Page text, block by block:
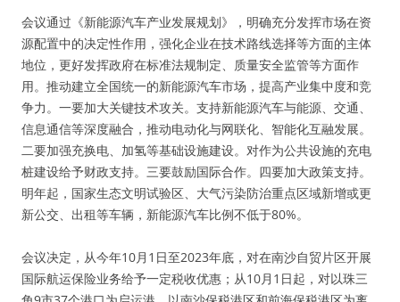
会议通过《新能源汽车产业发展规划》，明确充分发挥市场在资
源配置中的决定性作用，强化企业在技术路线选择等方面的主体
地位，更好发挥政府在标准法规制定、质量安全监管等方面作
用。推动建立全国统一的新能源汽车市场，提高产业集中度和竞
争力。一要加大关键技术攻关。支持新能源汽车与能源、交通、
信息通信等深度融合，推动电动化与网联化、智能化互融发展。
二要加强充换电、加氢等基础设施建设。对作为公共设施的充电
桩建设给予财政支持。三要鼓励国际合作。四要加大政策支持。
明年起，国家生态文明试验区、大气污染防治重点区域新增或更
新公交、出租等车辆，新能源汽车比例不低于80%。
会议决定，从今年10月1日至2023年底，对在南沙自贸片区开展
国际航运保险业务给予一定税收优惠；从10月1日起，对以珠三